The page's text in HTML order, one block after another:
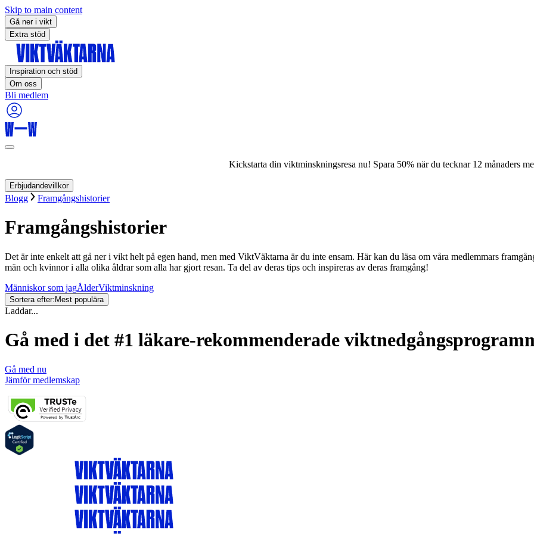
Skip to main content
Gå ner i vikt
Extra stöd
Inspiration och stöd
Om oss
Bli medlem
Kickstarta din viktminskningsresa nu! Spara 50% när du tecknar 12 månaders
Erbjudandevillkor
Blogg Framgångshistorier
Framgångshistorier
Det är inte enkelt att gå ner i vikt helt på egen hand, men med ViktVäktarna är du inte ensam. Här kan du läsa om våra medlemmars
män och kvinnor i alla olika åldrar som alla har gjort resan. Ta del av deras tips och inspireras av deras framgång!
Människor som jagÅlderViktminskning
Sortera efter: Mest populära
Laddar...
Gå med i det #1 läkare-rekommenderade
Gå med nu
Jämför medlemskap